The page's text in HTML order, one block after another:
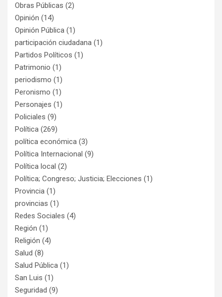
Obras Públicas (2)
Opinión (14)
Opinión Pública (1)
participación ciudadana (1)
Partidos Políticos (1)
Patrimonio (1)
periodismo (1)
Peronismo (1)
Personajes (1)
Policiales (9)
Política (269)
política económica (3)
Política Internacional (9)
Política local (2)
Política; Congreso; Justicia; Elecciones (1)
Provincia (1)
provincias (1)
Redes Sociales (4)
Región (1)
Religión (4)
Salud (8)
Salud Pública (1)
San Luis (1)
Seguridad (9)